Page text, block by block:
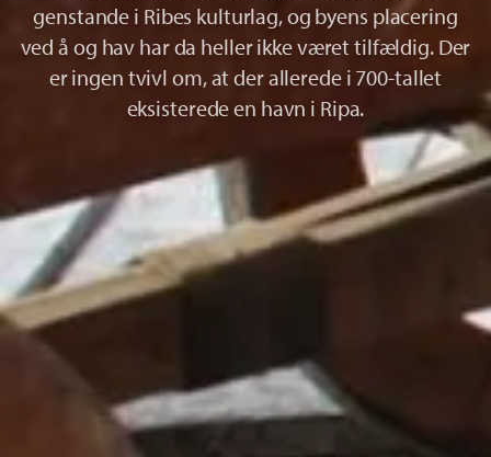
genstande i Ribes kulturlag, og byens placering
ved å og hav har da heller ikke været tilfældig. Der
er ingen tvivl om, at der allerede i 700-tallet
eksisterede en havn i Ripa.